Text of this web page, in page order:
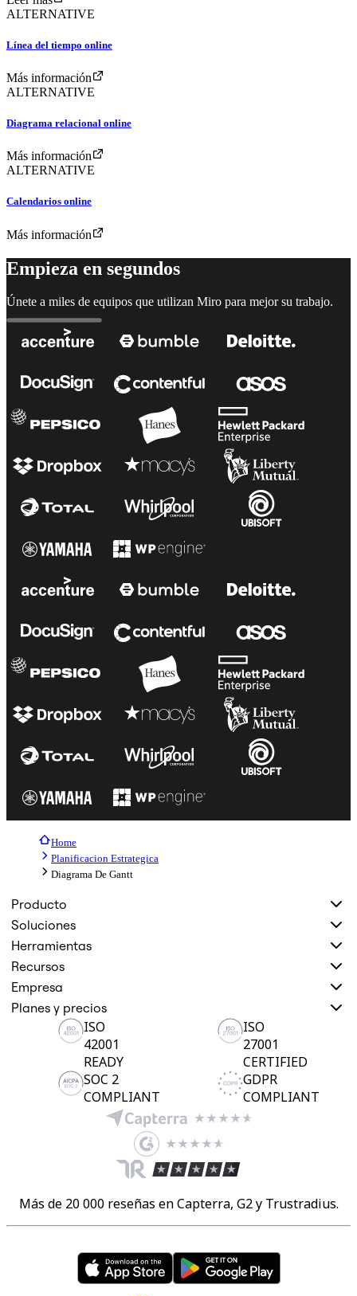
ALTERNATIVE
Línea del tiempo online
Más información
ALTERNATIVE
Diagrama relacional online
Más información
ALTERNATIVE
Calendarios online
Más información
Empieza en segundos
Únete a miles de equipos que utilizan Miro para mejor su trabajo.
Home
Planificacion Estrategica
Diagrama De Gantt
Producto
Soluciones
Herramientas
Recursos
Empresa
Planes y precios
ISO
42001
READY
ISO
27001
CERTIFIED
SOC 2
COMPLIANT
GDPR
COMPLIANT
Más de 20 000 reseñas en Capterra, G2 y Trustradius.